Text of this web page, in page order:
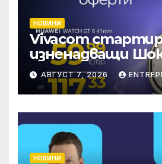
НОВИНИ
Vivacom
изненадващи
през август
АВГУСТ 7, 2026
НОВИНИ